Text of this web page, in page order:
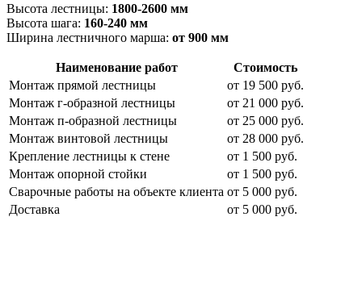
Высота лестницы: 1800-2600 мм
Высота шага: 160-240 мм
Ширина лестничного марша: от 900 мм
Наименование работ
Стоимость
Монтаж прямой лестницы
от 19 500 руб.
Монтаж г-образной лестницы
от 21 000 руб.
Монтаж п-образной лестницы
от 25 000 руб.
Монтаж винтовой лестницы
от 28 000 руб.
Крепление лестницы к стене
от 1 500 руб.
Монтаж опорной стойки
от 1 500 руб.
Сварочные работы на объекте клиента от 5 000 руб.
Доставка
от 5 000 руб.